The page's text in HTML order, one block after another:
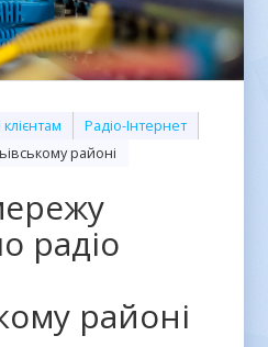
Радіо-Інтернет
районі
радіо
районі